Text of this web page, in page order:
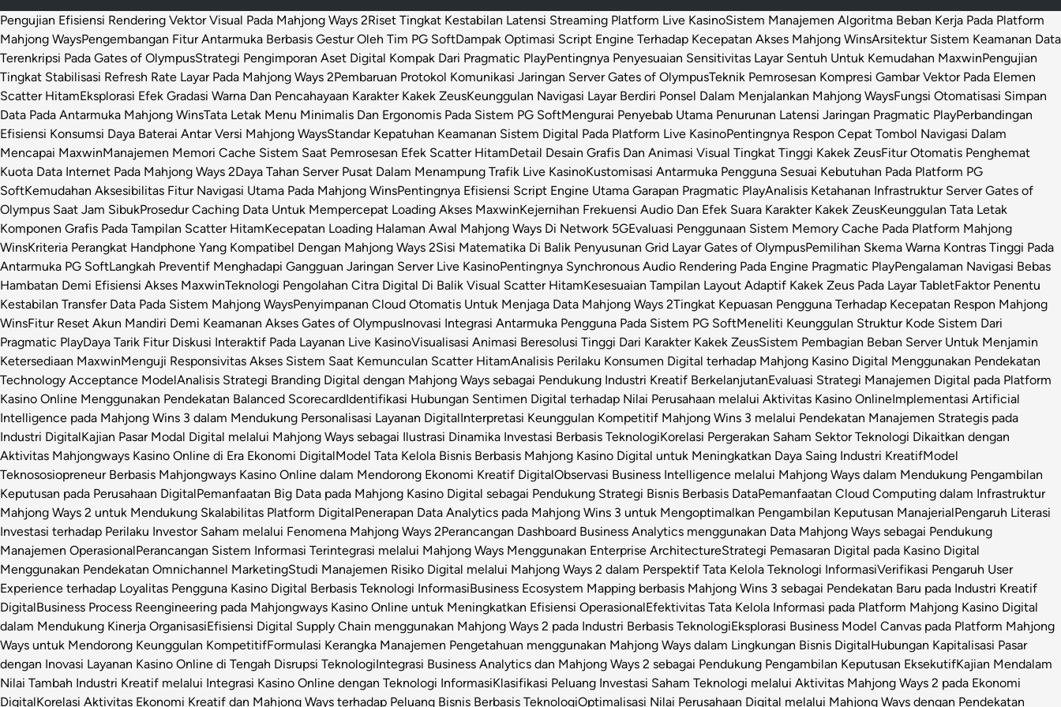
Pengujian Efisiensi Rendering Vektor Visual Pada Mahjong Ways 2Riset Tingkat Kestabilan Latensi Streaming Platform Live KasinoSistem Manajemen Algoritma Beban Kerja Pada Platform
Mahjong WaysPengembangan Fitur Antarmuka Berbasis Gestur Oleh Tim PG SoftDampak Optimasi Script Engine Terhadap Kecepatan Akses Mahjong WinsArsitektur Sistem Keamanan Data
Terenkripsi Pada Gates of OlympusStrategi Pengimporan Aset Digital Kompak Dari Pragmatic PlayPentingnya Penyesuaian Sensitivitas Layar Sentuh Untuk Kemudahan MaxwinPengujian
Tingkat Stabilisasi Refresh Rate Layar Pada Mahjong Ways 2Pembaruan Protokol Komunikasi Jaringan Server Gates of OlympusTeknik Pemrosesan Kompresi Gambar Vektor Pada Elemen
Scatter HitamEksplorasi Efek Gradasi Warna Dan Pencahayaan Karakter Kakek ZeusKeunggulan Navigasi Layar Berdiri Ponsel Dalam Menjalankan Mahjong WaysFungsi Otomatisasi Simpan
Data Pada Antarmuka Mahjong WinsTata Letak Menu Minimalis Dan Ergonomis Pada Sistem PG SoftMengurai Penyebab Utama Penurunan Latensi Jaringan Pragmatic PlayPerbandingan
Efisiensi Konsumsi Daya Baterai Antar Versi Mahjong WaysStandar Kepatuhan Keamanan Sistem Digital Pada Platform Live KasinoPentingnya Respon Cepat Tombol Navigasi Dalam
Mencapai MaxwinManajemen Memori Cache Sistem Saat Pemrosesan Efek Scatter HitamDetail Desain Grafis Dan Animasi Visual Tingkat Tinggi Kakek ZeusFitur Otomatis Penghemat
Kuota Data Internet Pada Mahjong Ways 2Daya Tahan Server Pusat Dalam Menampung Trafik Live KasinoKustomisasi Antarmuka Pengguna Sesuai Kebutuhan Pada Platform PG
SoftKemudahan Aksesibilitas Fitur Navigasi Utama Pada Mahjong WinsPentingnya Efisiensi Script Engine Utama Garapan Pragmatic PlayAnalisis Ketahanan Infrastruktur Server Gates of
Olympus Saat Jam SibukProsedur Caching Data Untuk Mempercepat Loading Akses MaxwinKejernihan Frekuensi Audio Dan Efek Suara Karakter Kakek ZeusKeunggulan Tata Letak
Komponen Grafis Pada Tampilan Scatter HitamKecepatan Loading Halaman Awal Mahjong Ways Di Network 5GEvaluasi Penggunaan Sistem Memory Cache Pada Platform Mahjong
WinsKriteria Perangkat Handphone Yang Kompatibel Dengan Mahjong Ways 2Sisi Matematika Di Balik Penyusunan Grid Layar Gates of OlympusPemilihan Skema Warna Kontras Tinggi Pada
Antarmuka PG SoftLangkah Preventif Menghadapi Gangguan Jaringan Server Live KasinoPentingnya Synchronous Audio Rendering Pada Engine Pragmatic PlayPengalaman Navigasi Bebas
Hambatan Demi Efisiensi Akses MaxwinTeknologi Pengolahan Citra Digital Di Balik Visual Scatter HitamKesesuaian Tampilan Layout Adaptif Kakek Zeus Pada Layar TabletFaktor Penentu
Kestabilan Transfer Data Pada Sistem Mahjong WaysPenyimpanan Cloud Otomatis Untuk Menjaga Data Mahjong Ways 2Tingkat Kepuasan Pengguna Terhadap Kecepatan Respon Mahjong
WinsFitur Reset Akun Mandiri Demi Keamanan Akses Gates of OlympusInovasi Integrasi Antarmuka Pengguna Pada Sistem PG SoftMeneliti Keunggulan Struktur Kode Sistem Dari
Pragmatic PlayDaya Tarik Fitur Diskusi Interaktif Pada Layanan Live KasinoVisualisasi Animasi Beresolusi Tinggi Dari Karakter Kakek ZeusSistem Pembagian Beban Server Untuk Menjamin
Ketersediaan MaxwinMenguji Responsivitas Akses Sistem Saat Kemunculan Scatter HitamAnalisis Perilaku Konsumen Digital terhadap Mahjong Kasino Digital Menggunakan Pendekatan
Technology Acceptance ModelAnalisis Strategi Branding Digital dengan Mahjong Ways sebagai Pendukung Industri Kreatif BerkelanjutanEvaluasi Strategi Manajemen Digital pada Platform
Kasino Online Menggunakan Pendekatan Balanced ScorecardIdentifikasi Hubungan Sentimen Digital terhadap Nilai Perusahaan melalui Aktivitas Kasino OnlineImplementasi Artificial
Intelligence pada Mahjong Wins 3 dalam Mendukung Personalisasi Layanan DigitalInterpretasi Keunggulan Kompetitif Mahjong Wins 3 melalui Pendekatan Manajemen Strategis pada
Industri DigitalKajian Pasar Modal Digital melalui Mahjong Ways sebagai Ilustrasi Dinamika Investasi Berbasis TeknologiKorelasi Pergerakan Saham Sektor Teknologi Dikaitkan dengan
Aktivitas Mahjongways Kasino Online di Era Ekonomi DigitalModel Tata Kelola Bisnis Berbasis Mahjong Kasino Digital untuk Meningkatkan Daya Saing Industri KreatifModel
Teknososiopreneur Berbasis Mahjongways Kasino Online dalam Mendorong Ekonomi Kreatif DigitalObservasi Business Intelligence melalui Mahjong Ways dalam Mendukung Pengambilan
Keputusan pada Perusahaan DigitalPemanfaatan Big Data pada Mahjong Kasino Digital sebagai Pendukung Strategi Bisnis Berbasis DataPemanfaatan Cloud Computing dalam Infrastruktur
Mahjong Ways 2 untuk Mendukung Skalabilitas Platform DigitalPenerapan Data Analytics pada Mahjong Wins 3 untuk Mengoptimalkan Pengambilan Keputusan ManajerialPengaruh Literasi
Investasi terhadap Perilaku Investor Saham melalui Fenomena Mahjong Ways 2Perancangan Dashboard Business Analytics menggunakan Data Mahjong Ways sebagai Pendukung
Manajemen OperasionalPerancangan Sistem Informasi Terintegrasi melalui Mahjong Ways Menggunakan Enterprise ArchitectureStrategi Pemasaran Digital pada Kasino Digital
Menggunakan Pendekatan Omnichannel MarketingStudi Manajemen Risiko Digital melalui Mahjong Ways 2 dalam Perspektif Tata Kelola Teknologi InformasiVerifikasi Pengaruh User
Experience terhadap Loyalitas Pengguna Kasino Digital Berbasis Teknologi InformasiBusiness Ecosystem Mapping berbasis Mahjong Wins 3 sebagai Pendekatan Baru pada Industri Kreatif
DigitalBusiness Process Reengineering pada Mahjongways Kasino Online untuk Meningkatkan Efisiensi OperasionalEfektivitas Tata Kelola Informasi pada Platform Mahjong Kasino Digital
dalam Mendukung Kinerja OrganisasiEfisiensi Digital Supply Chain menggunakan Mahjong Ways 2 pada Industri Berbasis TeknologiEksplorasi Business Model Canvas pada Platform Mahjong
Ways untuk Mendorong Keunggulan KompetitifFormulasi Kerangka Manajemen Pengetahuan menggunakan Mahjong Ways dalam Lingkungan Bisnis DigitalHubungan Kapitalisasi Pasar
dengan Inovasi Layanan Kasino Online di Tengah Disrupsi TeknologiIntegrasi Business Analytics dan Mahjong Ways 2 sebagai Pendukung Pengambilan Keputusan EksekutifKajian Mendalam
Nilai Tambah Industri Kreatif melalui Integrasi Kasino Online dengan Teknologi InformasiKlasifikasi Peluang Investasi Saham Teknologi melalui Aktivitas Mahjong Ways 2 pada Ekonomi
DigitalKorelasi Aktivitas Ekonomi Kreatif dan Mahjong Ways terhadap Peluang Bisnis Berbasis TeknologiOptimalisasi Nilai Perusahaan Digital melalui Mahjong Ways dengan Pendekatan